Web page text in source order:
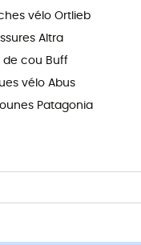
vélo Ortlieb
Altra
de cou Buff
vélo Abus
Patagonia